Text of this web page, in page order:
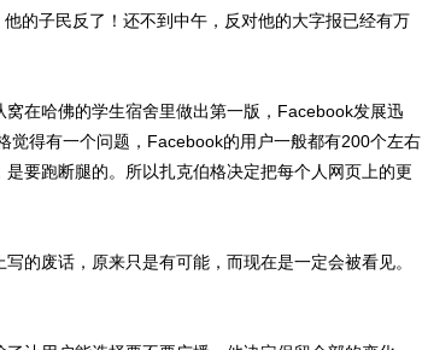
子民反了！还不到中午，反对他的大字报已经有万
在哈佛的学生宿舍里做出第一版，Facebook发展迅
觉得有一个问题，Facebook的用户一般都有200个左右
要跑断腿的。所以扎克伯格决定把每个人网页上的更
废话，原来只是有可能，而现在是一定会被看见。